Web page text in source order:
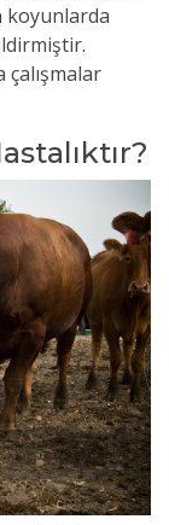
koyunlarda
çalışmalar